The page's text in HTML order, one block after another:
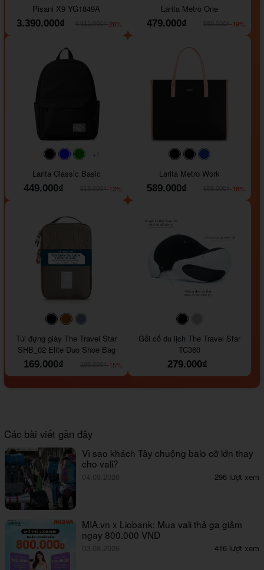
Pisani X9 YG1849A
3.390.000₫
-26%
Larita Metro One
479.000₫
-19%
#faf0e6
#000000#0000FF#008000
+1
Larita Classic Basic
449.000₫
-13%
#000000#000000
Larita Metro Work
589.000₫
-16%
#000000#964B00
Túi đựng giày The Travel Star
SHB_02 Elite Duo Shoe Bag
169.000₫
-15%
#000000
Gối cổ du lịch The Travel Star
TC360
279.000₫
Các bài viết gần đây
Vì sao khách Tây chuộng balo cỡ lớn thay
cho vali?
04.08.2026 296 lượt xem
MIA.vn x Liobank: Mua vali thả ga giảm
ngay 800.000 VND
03.08.2026 416 lượt xem